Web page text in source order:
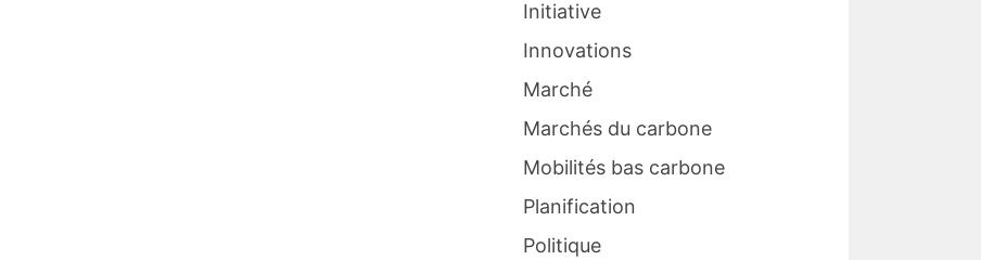
Initiative
Innovations
Marché
Marchés du carbone
Mobilités bas carbone
Planification
Politique